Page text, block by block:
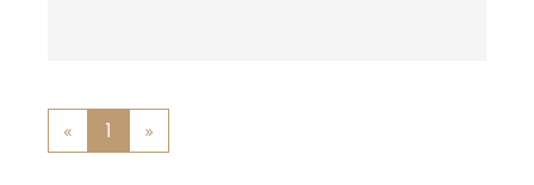
« Previous
1 »